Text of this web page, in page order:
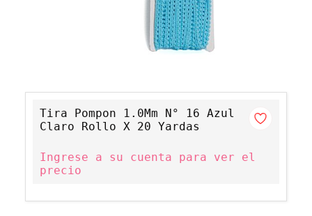
Tira Pompon 1.0Mm N° 16 Azul
Claro Rollo X 20 Yardas
Ingrese a su cuenta para ver el
precio